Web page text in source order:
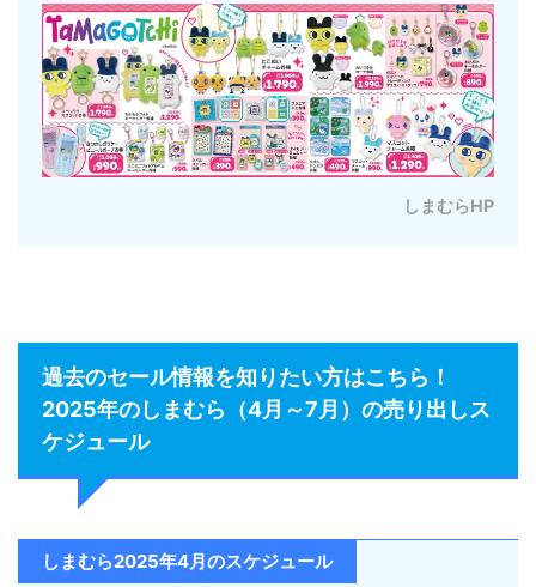
しまむらHP
過去のセール情報を知りたい方はこちら！
2025年のしまむら（4月～7月）の売り出しス
ケジュール
しまむら2025年4月のスケジュール